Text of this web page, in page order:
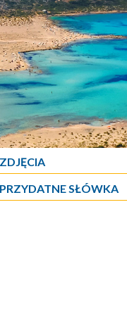
ZDJĘCIA
PRZYDATNE SŁÓWKA